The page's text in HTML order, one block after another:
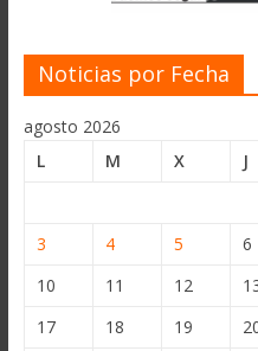
Noticias por Fecha
agosto 2026
L
M X J
3
4 5 6
10
11 12
17
18 19